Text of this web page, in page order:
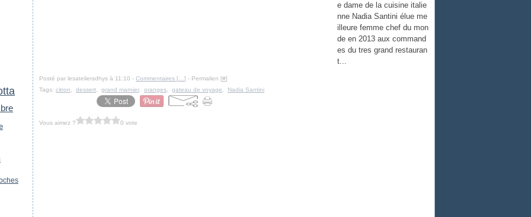
e dame de la cuisine italie
nne Nadia Santini élue me
illeure femme chef du mon
de en 2013 aux command
es du tres grand restauran
t...
Posté par lesateliersdhys à 11:10 - Commentaires [ ] - Permalien [#]
Tags: citron dessert grand marnier, oranges gateau de voyage Nadia Santini
Vous aimez ? 0 vote